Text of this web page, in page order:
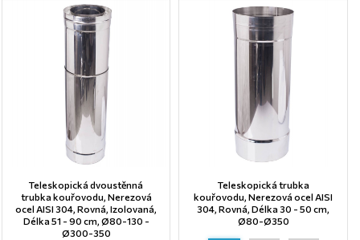
Teleskopická dvoustěnná
trubka kouřovodu, Nerezová
ocel AISI 304, Rovná, Izolovaná,
Délka 51 - 90 cm, Ø80-130 -
Ø300-350
Teleskopická trubka
kouřovodu, Nerezová ocel AISI
304, Rovná, Délka 30 - 50 cm,
Ø80-Ø350